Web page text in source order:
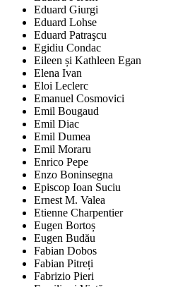
Eduard Giurgi
Eduard Lohse
Eduard Patraşcu
Egidiu Condac
Eileen și Kathleen Egan
Elena Ivan
Eloi Leclerc
Emanuel Cosmovici
Emil Bougaud
Emil Diac
Emil Dumea
Emil Moraru
Enrico Pepe
Enzo Boninsegna
Episcop Ioan Suciu
Ernest M. Valea
Etienne Charpentier
Eugen Bortoș
Eugen Budău
Fabian Dobos
Fabian Pitreți
Fabrizio Pieri